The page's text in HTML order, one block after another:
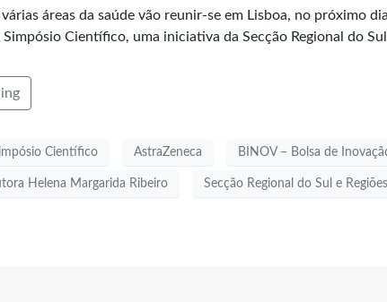
várias áreas da saúde vão reunir-se em Lisboa, no próximo
Simpósio Científico, uma iniciativa da Secção Regional do
Científico AstraZeneca BINOV – Bolsa de
Helena Margarida Ribeiro Secção Regional do Sul e